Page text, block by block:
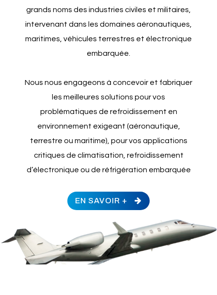
grands noms des industries civiles et militaires,
intervenant dans les domaines aéronautiques,
maritimes, véhicules terrestres et électronique
embarquée.
Nous nous engageons à concevoir et fabriquer
les meilleures solutions pour vos
problématiques de refroidissement en
environnement exigeant (aéronautique,
terrestre ou maritime), pour vos applications
critiques de climatisation, refroidissement
d’électronique ou de réfrigération embarquée
EN SAVOIR +